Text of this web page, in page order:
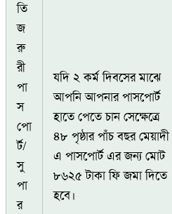
তি
জ
রু
রী
পা
স
পো
র্ট/
সু
পা
র
যদি ২ কর্ম দিবসের মাঝে
আপনি আপনার পাসপোর্ট
হাতে পেতে চান সেক্ষেত্রে
৪৮ পৃষ্ঠার পাঁচ বছর মেয়াদী
এ পাসপোর্ট এর জন্য মোট
৮৬২৫ টাকা ফি জমা দিতে
হবে।